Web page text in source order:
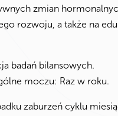
zmian
rozwoju, a także na
badań bilansowych.
moczu: Raz w roku.
zaburzeń cyklu